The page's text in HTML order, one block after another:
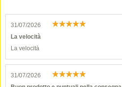
31/07/2026
La velocità
La velocità
31/07/2026